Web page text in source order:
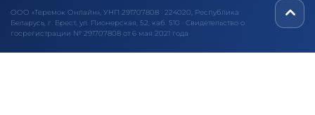
ООО «Теремок Онлайн», УНП 291707808 · 224020, Республика
Беларусь, г. Брест, ул. Пионерская, 52, каб. 510 · Свидетельство о
госрегистрации № 291707808 от 6 мая 2021 года